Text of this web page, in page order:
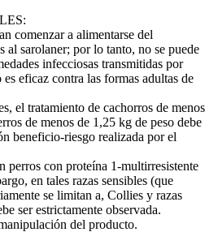
comenzar a alimentarse del
al sarolaner; por lo tanto, no se puede
infecciosas transmitidas por
eficaz contra las formas adultas de
el tratamiento de cachorros de menos
de menos de 1,25 kg de peso debe
beneficio-riesgo realizada por el
perros con proteína 1-multirresistente
en tales razas sensibles (que
se limitan a, Collies y razas
ser estrictamente observada.
del producto.